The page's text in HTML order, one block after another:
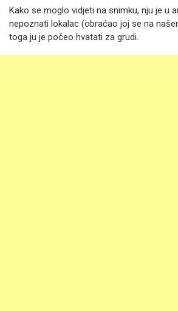
Kako se moglo vidjeti na snimku, nju je u
nepoznati lokalac (obraćao joj se na
toga ju je počeo hvatati za grudi.